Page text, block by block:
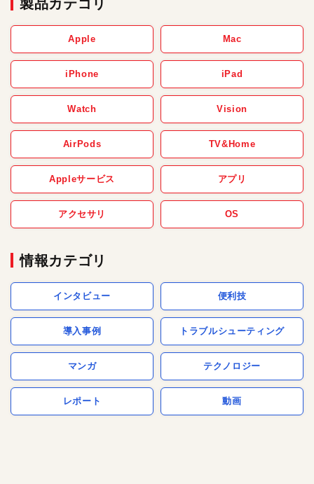
製品カテゴリ
Apple Mac
iPhone iPad
Watch Vision
AirPods TV&Home
Appleサービス アプリ
アクセサリ OS
情報カテゴリ
インタビュー 便利技
導入事例 トラブルシューティング
マンガ テクノロジー
レポート 動画